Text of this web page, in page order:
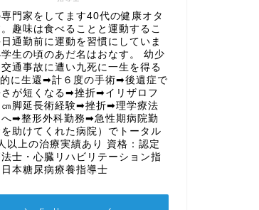
門家をしてます40代の健康オタ
趣味は食べることと運動するこ
通勤前に運動を習慣にしていま
生の頃のあだ名はおなす。 幼少
通事故に遭い九死に一生を得る
に生還➡計６度の手術➡後遺症で
さが短くなる➡挫折➡イリザロフ
㎝脚延長術経験➡挫折➡理学療法
へ➡整形外科勤務➡急性期病院勤
助けてくれた病院）でトータル
以上の治療実績あり 資格：認定
士・心臓リハビリテーション指
本糖尿病療養指導士